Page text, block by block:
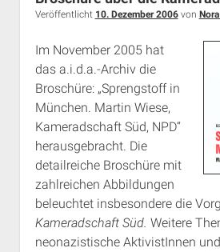
Rechte Termine
Über a.i.d.a.
Kontakt & PGP-Key
Veröffentlicht 10. Dezember 2006von
Im November 2005 hat
das a.i.d.a.-Archiv die
Broschüre: „Sprengstoff in
München. Martin Wiese,
Kameradschaft Süd, NPD“
herausgebracht. Die
detailreiche Broschüre mit
zahlreichen Abbildungen
beleuchtet insbesondere die
Kameradschaft Süd. Weitere
neonazistische AktivistInnen